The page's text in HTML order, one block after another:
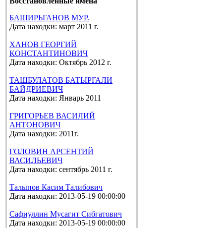
БАШИРЬГАНОВ МУР.
Дата находки: март 2011 г.
ХАНОВ ГЕОРГИЙ
КОНСТАНТИНОВИЧ
Дата находки: Октябрь 2012 г.
ТАШБУЛАТОВ БАТЫРГАЛИ
БАЙДРИЕВИЧ
Дата находки: Январь 2011
ГРИГОРЬЕВ ВАСИЛИЙ
АНТОНОВИЧ
Дата находки: 2011г.
ГОЛОВИН АРСЕНТИЙ
ВАСИЛЬЕВИЧ
Дата находки: сентябрь 2011 г.
Талыпов Касим Талибович
Дата находки: 2013-05-19 00:00:00
Сафиуллин Мусагит Сибгатович
Дата находки: 2013-05-19 00:00:00